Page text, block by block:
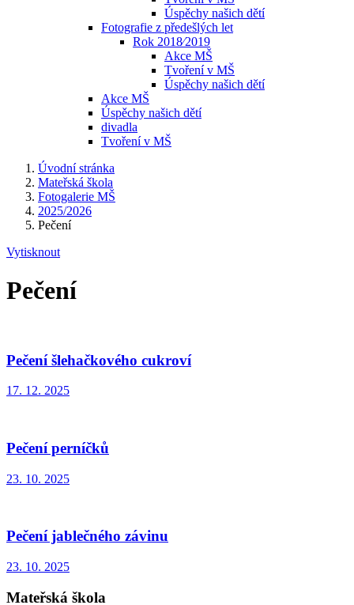
Úspěchy našich dětí
Fotografie z předešlých let
Rok 2018⁄2019
Akce MŠ
Tvoření v MŠ
Úspěchy našich dětí
Akce MŠ
Úspěchy našich dětí
divadla
Tvoření v MŠ
Úvodní stránka
Mateřská škola
Fotogalerie MŠ
2025/2026
Pečení
Vytisknout
Pečení
Pečení šlehačkového cukroví
17. 12. 2025
Pečení perníčků
23. 10. 2025
Pečení jablečného závinu
23. 10. 2025
Mateřská škola